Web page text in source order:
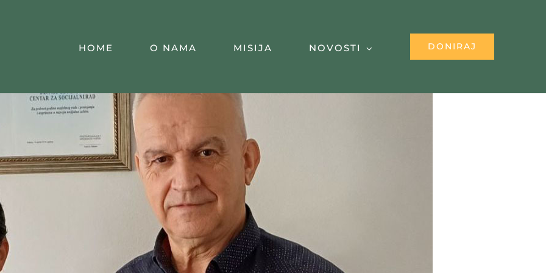
HOME O NAMA MISIJA NOVOSTI DONIRAJ